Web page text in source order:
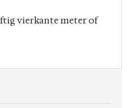
vierkante meter of